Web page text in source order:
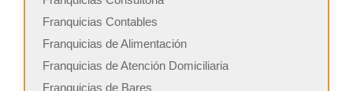
Franquicias Contables
Franquicias de Alimentación
Franquicias de Atención Domiciliaria
Franquicias de Bares